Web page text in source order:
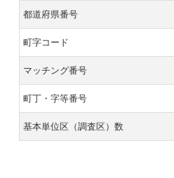
都道府県番号
町字コード
マッチング番号
町丁・字等番号
基本単位区（調査区）数